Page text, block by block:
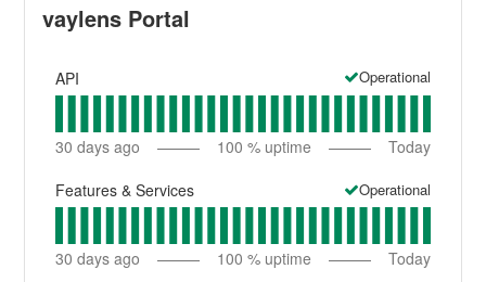
vaylens Portal
API Operational
30 days ago 100 % uptime Today
Features & Services Operational
30 days ago 100 % uptime Today